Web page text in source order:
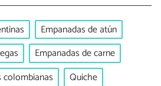
Empanadas de atún
Empanadas de carne
colombianas
Quiche